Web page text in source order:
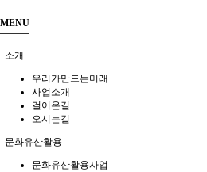
MENU
소개
우리가만드는미래
사업소개
걸어온길
오시는길
문화유산활용
문화유산활용사업